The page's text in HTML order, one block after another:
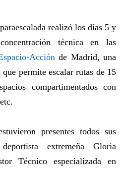
realizó los días 5 y
técnica en las
Acción de Madrid, una
permite escalar rutas de 15
compartimentados con
presentes todos sus
extremeña Gloria
Técnico especializada en